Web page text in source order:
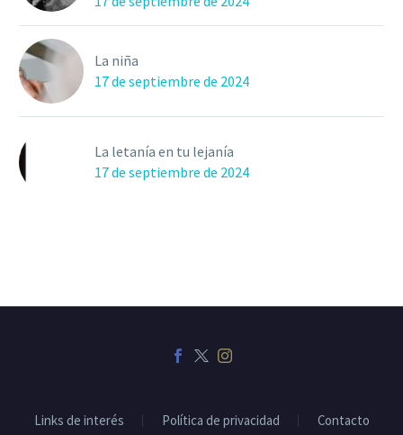
La niña
17 de septiembre de 2024
La letanía en tu lejanía
17 de septiembre de 2024
Links de interés Política de privacidad Contacto